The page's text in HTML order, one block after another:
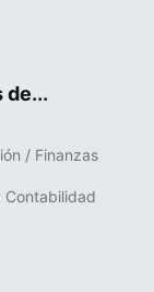
de...
/ Finanzas
Contabilidad